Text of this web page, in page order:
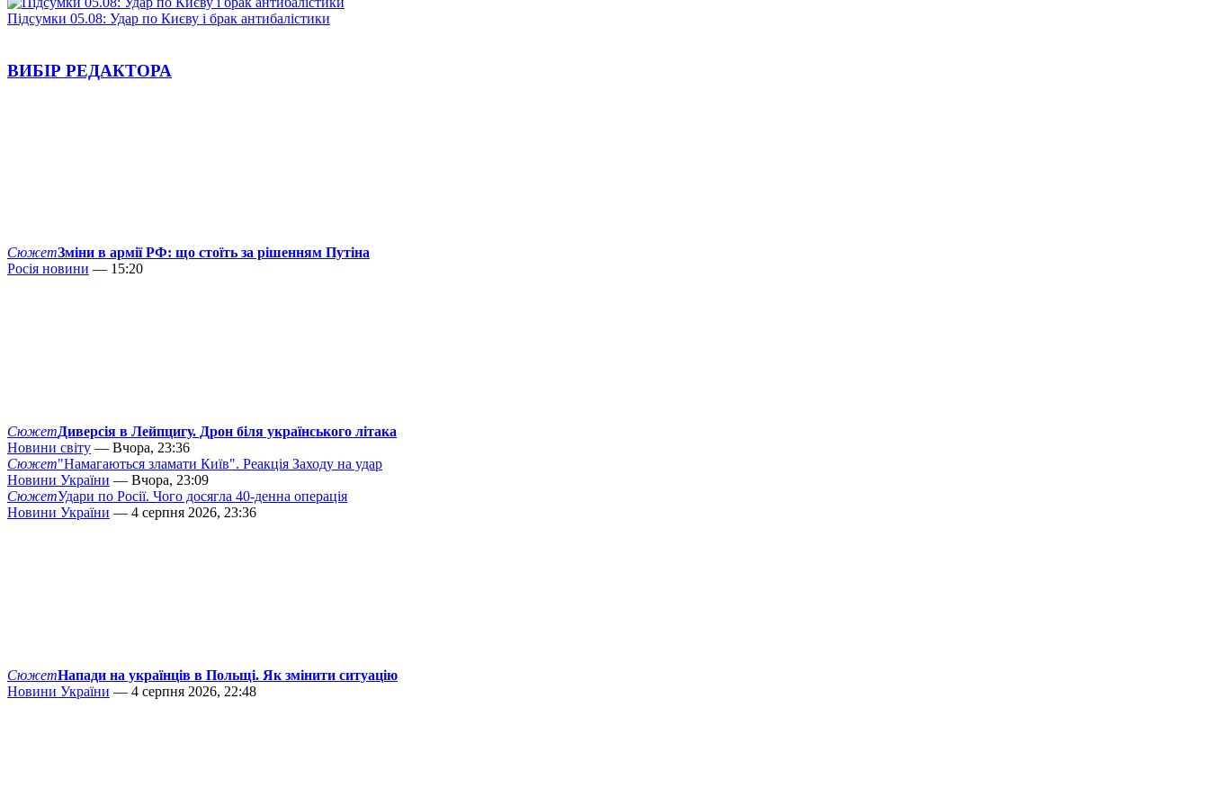
Підсумки 05.08: Удар по Києву і брак антибалістики
ВИБІР РЕДАКТОРА
СюжетЗміни в армії РФ: що стоїть за рішенням Путіна
Росія новини — 15:20
СюжетДиверсія в Лейпцигу. Дрон біля українського літака
Новини світу — Вчора, 23:36
Сюжет"Намагаються зламати Київ". Реакція Заходу на удар
Новини України — Вчора, 23:09
СюжетУдари по Росії. Чого досягла 40-денна операція
Новини України — 4 серпня 2026, 23:36
СюжетНапади на українців в Польщі. Як змінити ситуацію
Новини України — 4 серпня 2026, 22:48